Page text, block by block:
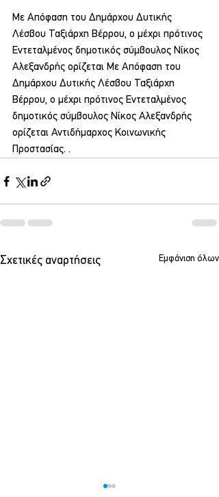
Με Απόφαση του Δημάρχου Δυτικής
Λέσβου Ταξιάρχη Βέρρου, ο μέχρι πρότινος
Εντεταλμένος δημοτικός σύμβουλος Νίκος
Αλεξανδρής ορίζεται Με Απόφαση του
Δημάρχου Δυτικής Λέσβου Ταξιάρχη
Βέρρου, ο μέχρι πρότινος Εντεταλμένος
δημοτικός σύμβουλος Νίκος Αλεξανδρής
ορίζεται Αντιδήμαρχος Κοινωνικής
Προστασίας. .
Σχετικές αναρτήσεις Εμφάνιση όλων